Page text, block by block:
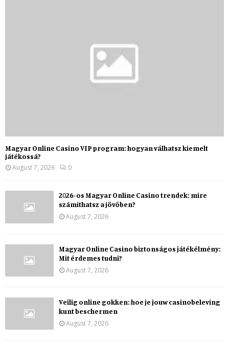
Magyar Online Casino VIP program: hogyan válhatsz kiemelt
játékossá?
August 7, 2026
0
2026-os Magyar Online Casino trendek: mire
számíthatsz a jövőben?
August 7, 2026
Magyar Online Casino biztonságos játékélmény:
Mit érdemes tudni?
August 7, 2026
Veilig online gokken: hoe je jouw casinobeleving
kunt beschermen
August 7, 2026